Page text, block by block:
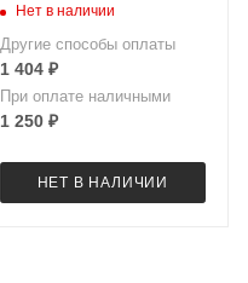
Нет в наличии
Другие способы оплаты
1 404₽
При оплате наличными
1 250₽
НЕТ В НАЛИЧИИ